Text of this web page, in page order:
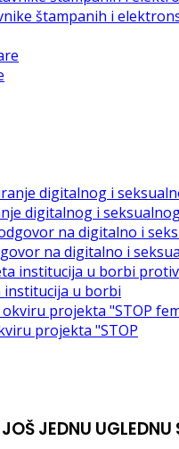
štampanih i
digitalnog i
na digitalno i
institucija u borbi
projekta "STOP
JEDNU